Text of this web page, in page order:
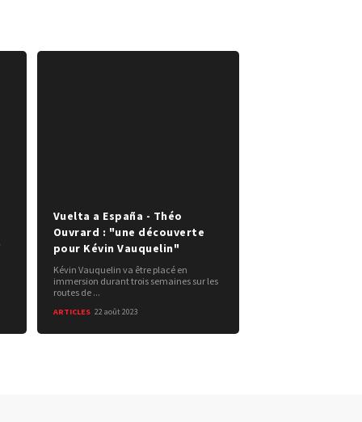
Vuelta a España - Théo
Ouvrard : "une découverte
pour Kévin Vauquelin"
Kévin Vauquelin va être placé en
immersion durant trois semaines sur les
routes de ...
ARTICLES 22 août 2023